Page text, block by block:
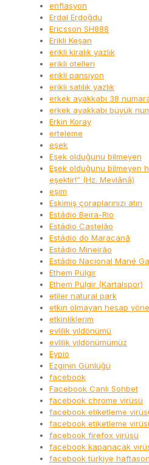
enflasyon
Erdal Erdoğdu
Ericsson SH888
Erikli Keşan
erikli kiralık yazlık
erikli otelleri
erikli pansiyon
erikli satılık yazlık
erkek ayakkabı 38
erkek ayakkabı büyük
Erkin Koray
erteleme
eşek
Eşek olduğunu bilmeyen
Eşek olduğunu bilmeyen
eşektir!” (Hz. Mevlânâ)
eşim
Eskimiş çoraplarınızı atın
Estádio Beira-Rio
Estádio Castelão
Estádio do Maracanã
Estádio Mineirão
Estádio Nacional Mané
Ethem Pülgir
Ethem Pülgir (Kartalspor)
etiler natural park
etkin olmayan hesap
etkinliklerim
evlilik yıldönümü
evlilik yıldönümümüz
Eypio
Ezginin Günlüğü
facebook
Facebook Canlı Sohbet
facebook chrome virüsü
facebook etiketleme
facebook etiketleme
facebook firefox virüsü
facebook kapanacak
facebook türkiye